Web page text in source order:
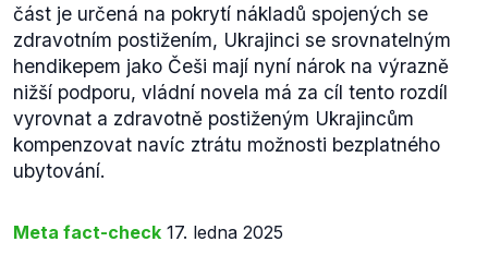
část je určená na pokrytí nákladů spojených se
zdravotním postižením, Ukrajinci se srovnatelným
hendikepem jako Češi mají nyní nárok na výrazně
nižší podporu, vládní novela má za cíl tento rozdíl
vyrovnat a zdravotně postiženým Ukrajincům
kompenzovat navíc ztrátu možnosti bezplatného
ubytování.
Meta fact-check 17. ledna 2025